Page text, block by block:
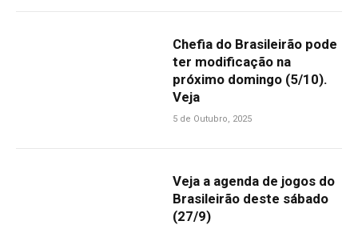
Chefia do Brasileirão pode
ter modificação na
próximo domingo (5/10).
Veja
5 de Outubro, 2025
Veja a agenda de jogos do
Brasileirão deste sábado
(27/9)